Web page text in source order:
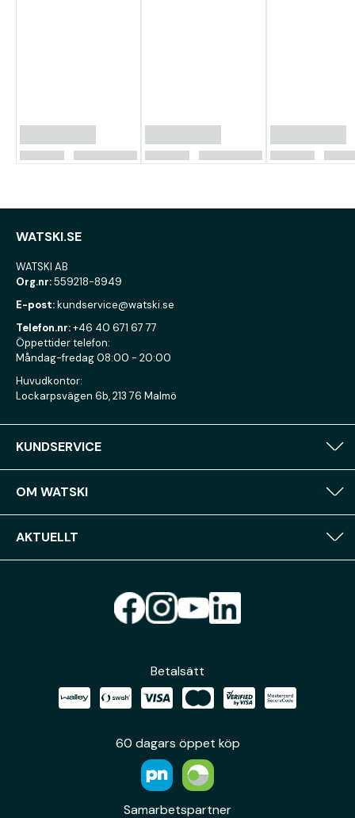
WATSKI.SE
WATSKI AB
Org.nr:559218-8949
E-post:kundservice@watski.se
Telefon.nr:+46 40 671 67 77
Öppettider telefon:
Måndag-fredag 08:00 - 20:00
Huvudkontor:
Lockarpsvägen 6b, 213 76 Malmö
KUNDSERVICE
OM WATSKI
AKTUELLT
Betalsätt
60 dagars öppet köp
Samarbetspartner